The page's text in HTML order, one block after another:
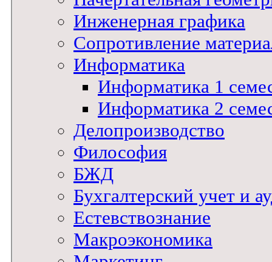
Инженерная графика
Сопротивление
Информатика
Информатика 1
Информатика 2
Делопроизводство
Философия
БЖД
Бухгалтерский учет и
Естевствознание
Макроэкономика